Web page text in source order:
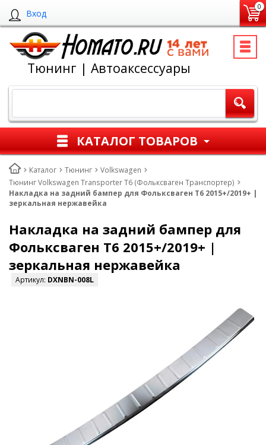
Вход
0
Тюнинг | Автоаксессуары
КАТАЛОГ ТОВАРОВ
Каталог Тюнинг
Volkswagen
Тюнинг Volkswagen Transporter T6 (Фольксваген Транспортер)
Накладка на задний бампер для Фольксваген Т6 2015+/2019+ |
зеркальная нержавейка
Накладка на задний бампер для
Фольксваген Т6 2015+/2019+ |
зеркальная нержавейка
Артикул: DXNBN-008L